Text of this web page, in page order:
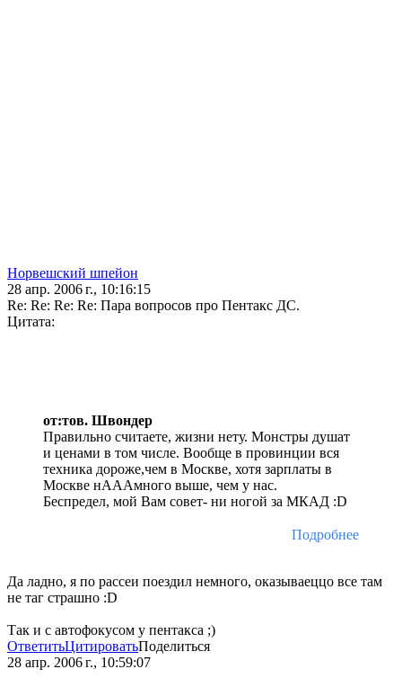
Норвешский шпейон
28 апр. 2006 г., 10:16:15
Re: Re: Re: Re: Пара вопросов про Пентакс ДС.
Цитата:
от:тов. Швондер
Правильно считаете, жизни нету. Монстры душат
и ценами в том числе. Вообще в провинции вся
техника дороже,чем в Москве, хотя зарплаты в
Москве нАААмного выше, чем у нас.
Беспредел, мой Вам совет- ни ногой за МКАД :D
Подробнее
Да ладно, я по рассеи поездил немного, оказываеццо все там
не таг страшно :D
Так и с автофокусом у пентакса ;)
ОтветитьЦитироватьПоделиться
28 апр. 2006 г., 10:59:07